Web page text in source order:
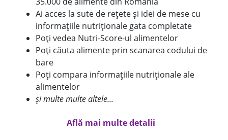
Ai acces la sute de rețete și idei de mese cu
informațiile nutriționale gata completate
Poți vedea Nutri-Score-ul alimentelor
Poți căuta alimente prin scanarea codului de
bare
Poți compara informațiile nutriționale ale
alimentelor
și multe multe altele...
Află mai multe detalii